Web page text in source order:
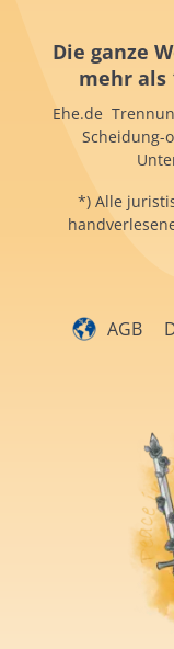
Die ganze
mehr als
Ehe.de
Scheidung-
*) Alle
AGB